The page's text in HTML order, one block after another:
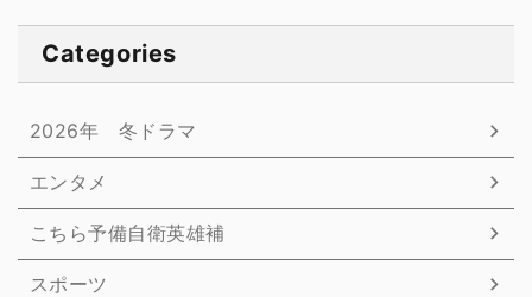
Categories
2026年 冬ドラマ
エンタメ
こちら予備自衛英雄補
スポーツ